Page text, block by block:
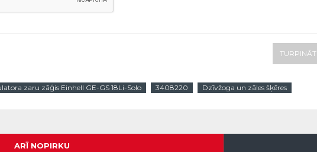
TURPINĀT
zaru zāģis Einhell GE-GS 18Li-Solo 3408220 Dzīvžoga un zāles šķēres
ARĪ NOPIRKU